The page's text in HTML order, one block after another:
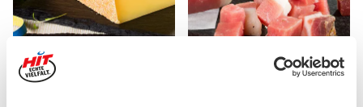
Maultaschen mit Birnen-
Quiche Lorraine Für 4